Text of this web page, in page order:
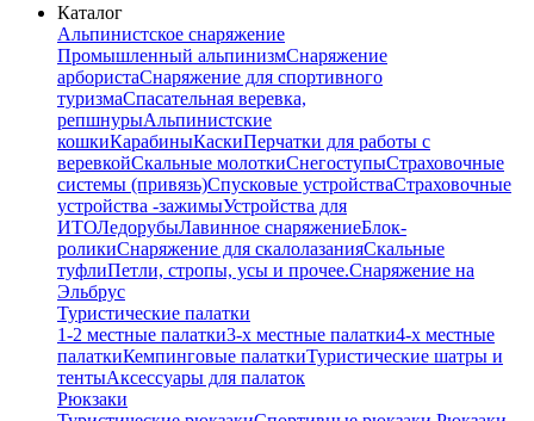
Каталог
Альпинистское снаряжение
Промышленный альпинизмСнаряжение
арбористаСнаряжение для спортивного
туризмаСпасательная веревка,
репшнурыАльпинистские
кошкиКарабиныКаскиПерчатки для работы с
веревкойСкальные молоткиСнегоступыСтраховочные
системы (привязь)Спусковые устройстваСтраховочные
устройства -зажимыУстройства для
ИТОЛедорубыЛавинное снаряжениеБлок-
роликиСнаряжение для скалолазанияСкальные
туфлиПетли, стропы, усы и прочее.Снаряжение на
Эльбрус
Туристические палатки
1-2 местные палатки3-х местные палатки4-х местные
палаткиКемпинговые палаткиТуристические шатры и
тентыАксессуары для палаток
Рюкзаки